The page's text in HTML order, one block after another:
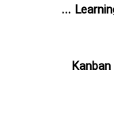
یادگیری نظارت شده چیست؟ | راهنمای Supervised Learning